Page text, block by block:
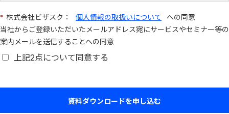
* 株式会社ビザスク： 個人情報の取扱いについて
への同意
当社からご登録いただいたメールアドレス宛にサービスやセミナー等の
案内メールを送信することへの同意
上記2点について同意する
資料ダウンロードを申し込む